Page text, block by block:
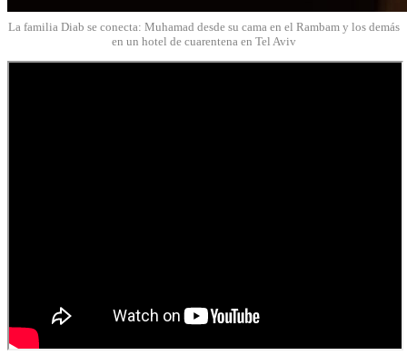
La familia Diab se conecta: Muhamad desde su cama en el Rambam y los demás
en un hotel de cuarentena en Tel Aviv